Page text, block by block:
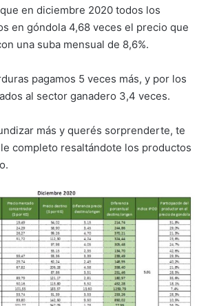
en diciembre 2020 todos los
en góndola 4,68 veces el precio que
una suba mensual de 8,6%.
pagamos 5 veces más, y por los
al sector ganadero 3,4 veces.
más y querés sorprenderte, te
completo resaltándote los productos